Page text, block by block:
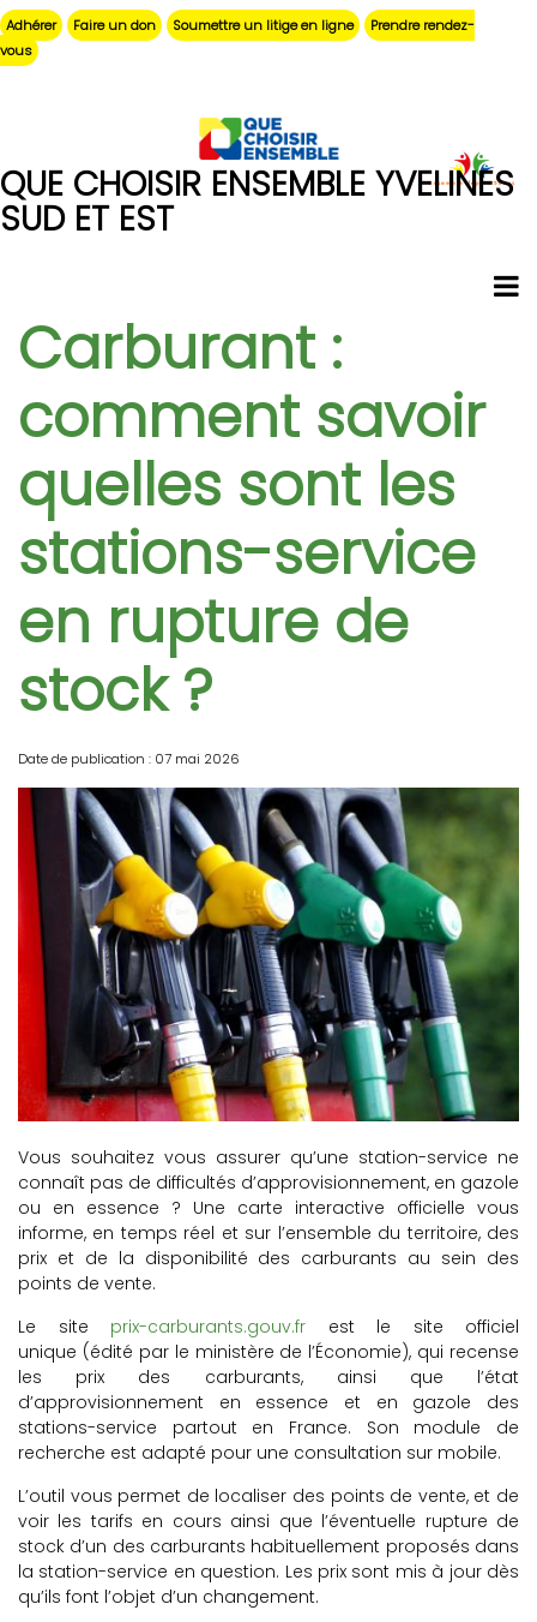
Aller
au
contenu
Adhérer Faire un don Soumettre un litige en ligne
Prendre rendez-
vous
QUE CHOISIR ENSEMBLE YVELINES
SUD ET EST
Carburant :
comment savoir
quelles sont les
stations-service
en rupture de
stock ?
Date de publication : 07 mai 2026
Vous souhaitez vous assurer qu’une station-service ne
connaît pas de difficultés d’approvisionnement, en gazole
ou en essence ? Une carte interactive officielle vous
informe, en temps réel et sur l’ensemble du territoire, des
prix et de la disponibilité des carburants au sein des
points de vente.
Le site prix-carburants.gouv.fr est le site officiel
unique (édité par le ministère de l’Économie), qui recense
les prix des carburants, ainsi que l’état
d’approvisionnement en essence et en gazole des
stations-service partout en France. Son module de
recherche est adapté pour une consultation sur mobile.
L’outil vous permet de localiser des points de vente, et de
voir les tarifs en cours ainsi que l’éventuelle rupture de
stock d’un des carburants habituellement proposés dans
la station-service en question. Les prix sont mis à jour dès
qu’ils font l’objet d’un changement.